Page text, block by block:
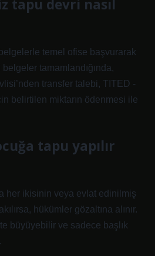
tapu devri nasıl
temel ofise başvurarak
tamamlandığında,
transfer talebi, TITED -
belirtilen miktarın ödenmesi ile
tapu yapılır
her ikisinin veya evlat edinilmiş
hükümler gözaltına alınır.
büyüyebilir ve sadece başlık